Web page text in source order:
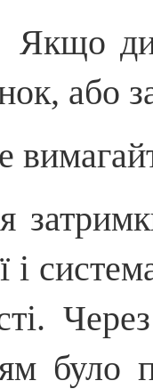
дитина
або
і
було